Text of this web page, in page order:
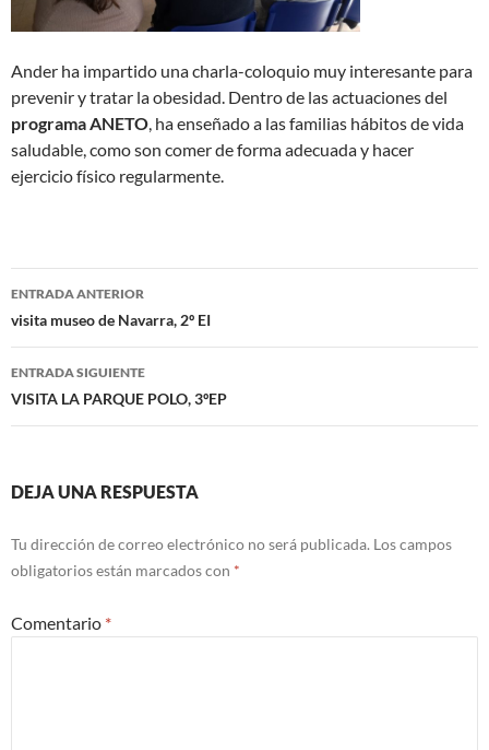
Ander ha impartido una charla-coloquio muy interesante para
prevenir y tratar la obesidad. Dentro de las actuaciones del
programa ANETO, ha enseñado a las familias hábitos de vida
saludable, como son comer de forma adecuada y hacer
ejercicio físico regularmente.
Navegación
de
entradas
ENTRADA ANTERIOR
visita museo de Navarra, 2º EI
ENTRADA SIGUIENTE
VISITA LA PARQUE POLO, 3ºEP
DEJA UNA RESPUESTA
Tu dirección de correo electrónico no será publicada. Los campos
obligatorios están marcados con *
Comentario *